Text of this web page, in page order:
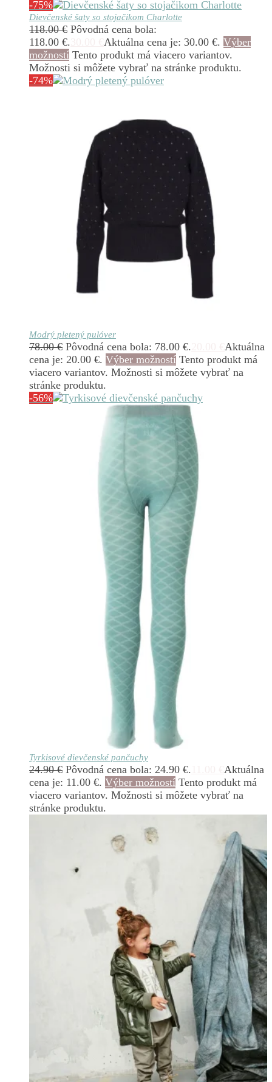
-75%
Dievčenské šaty so stojačikom Charlotte
118.00€ Pôvodná cena bola:
118.00 €.
Aktuálna cena je: 30.00 €. Výber
možností Tento produkt má viacero variantov.
Možnosti si môžete vybrať na stránke produktu.
-74%
Modrý pletený pulóver
78.00€ Pôvodná cena bola: 78.00 €.
Aktuálna
cena je: 20.00 €. Výber možností Tento produkt má
viacero variantov. Možnosti si môžete vybrať na
stránke produktu.
-56%
Tyrkisové dievčenské pančuchy
24.90€ Pôvodná cena bola: 24.90 €.
Aktuálna
cena je: 11.00 €. Výber možností Tento produkt má
viacero variantov. Možnosti si môžete vybrať na
stránke produktu.